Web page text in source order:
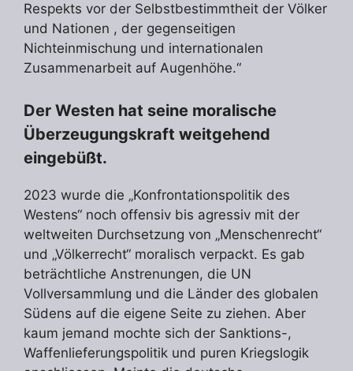
Respekts vor der Selbstbestimmtheit der Völker
und Nationen , der gegenseitigen
Nichteinmischung und internationalen
Zusammenarbeit auf Augenhöhe.“
Der Westen hat seine moralische
Überzeugungskraft weitgehend
eingebüßt.
2023 wurde die „Konfrontationspolitik des
Westens“ noch offensiv bis agressiv mit der
weltweiten Durchsetzung von „Menschenrecht“
und „Völkerrecht“ moralisch verpackt. Es gab
beträchtliche Anstrenungen, die UN
Vollversammlung und die Länder des globalen
Südens auf die eigene Seite zu ziehen. Aber
kaum jemand mochte sich der Sanktions-,
Waffenlieferungspolitik und puren Kriegslogik